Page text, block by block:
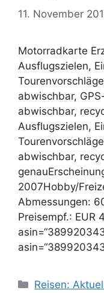
11. November
Motorradkarte
Ausflugszielen,
abwischbar,
abwischbar,
Ausflugszielen,
abwischbar,
2007Hobby/
Abmessungen:
Preisempf.: EUR
Kategorien
Reisen: